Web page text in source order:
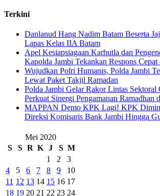
Terkini
Danlanud Hang Nadim Batam Beserta
Lapas Kelas IIA Batam
Apel Kesiapsiagaan Karhutla dan
Kapolda Jambi Tekankan Respons
Wujudkan Polri Humanis, Polda Jambi
Lewat Paket Takjil Ramadan
Polda Jambi Gelar Rakor Lintas Sektoral
Perkuat Sinergi Pengamanan Ramadhan
‎MAPPAN Demo KPK Lagi! KPK
Direksi Komisaris Bank Jambi Hingga
Mei 2020
S
S R K J S M
1
2
3
4
5 6 7 8 9
10
11 12 13 14 15 16 17
18 19 20 21 22 23 24